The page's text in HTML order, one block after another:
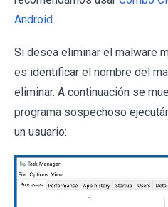
Android.
Si desea eliminar el malware
es identificar el nombre del
eliminar. A continuación se
programa sospechoso
un usuario: